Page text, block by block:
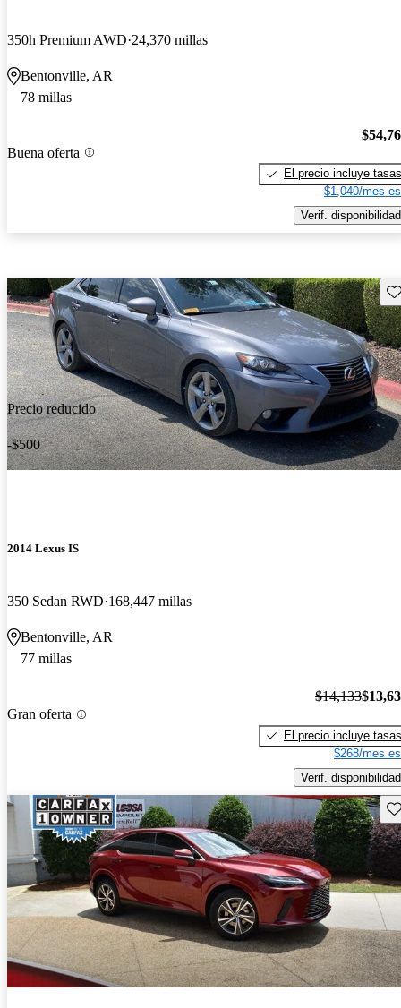
350h Premium AWD 24,370 millas
Bentonville, AR
78 millas
Buena oferta
El precio incluye tasas
$1,040/mes
Verif. disponibilidad
Precio reducido
-$500
2014 Lexus IS
350 Sedan RWD 168,447 millas
Bentonville, AR
77 millas
Gran oferta
$14,133
El precio incluye tasas
$268/mes
Verif. disponibilidad